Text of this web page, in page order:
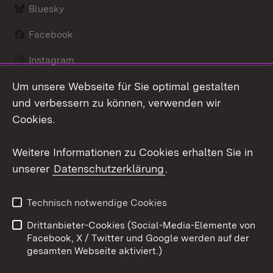
Bluesky
Facebook
Instagram
LinkedIn
Datenschutz
Barrierefreiheit
Impressum
Cookies
Um unsere Webseite für Sie optimal gestalten
und verbessern zu können, verwenden wir
Cookies.
Weitere Informationen zu Cookies erhalten Sie in
unserer Datenschutzerklärung.
Technisch notwendige Cookies
Drittanbieter-Cookies (Social-Media-Elemente von
Facebook, X / Twitter und Google werden auf der
gesamten Webseite aktiviert.)